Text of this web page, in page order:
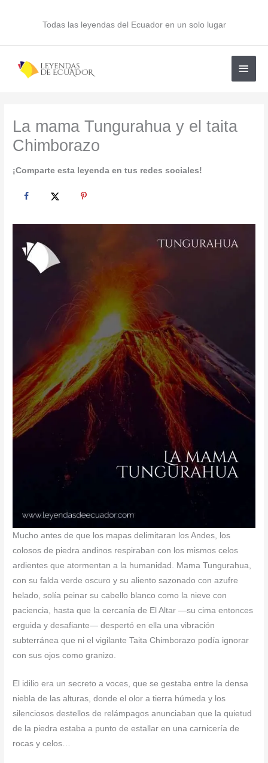
Todas las leyendas del Ecuador en un solo lugar
La mama Tungurahua y el taita
Chimborazo
¡Comparte esta leyenda en tus redes sociales!
Mucho antes de que los mapas delimitaran los Andes, los
colosos de piedra andinos respiraban con los mismos celos
ardientes que atormentan a la humanidad. Mama Tungurahua,
con su falda verde oscuro y su aliento sazonado con azufre
helado, solía peinar su cabello blanco como la nieve con
paciencia, hasta que la cercanía de El Altar —su cima entonces
erguida y desafiante— despertó en ella una vibración
subterránea que ni el vigilante Taita Chimborazo podía ignorar
con sus ojos como granizo.
El idilio era un secreto a voces, que se gestaba entre la densa
niebla de las alturas, donde el olor a tierra húmeda y los
silenciosos destellos de relámpagos anunciaban que la quietud
de la piedra estaba a punto de estallar en una carnicería de
rocas y celos…